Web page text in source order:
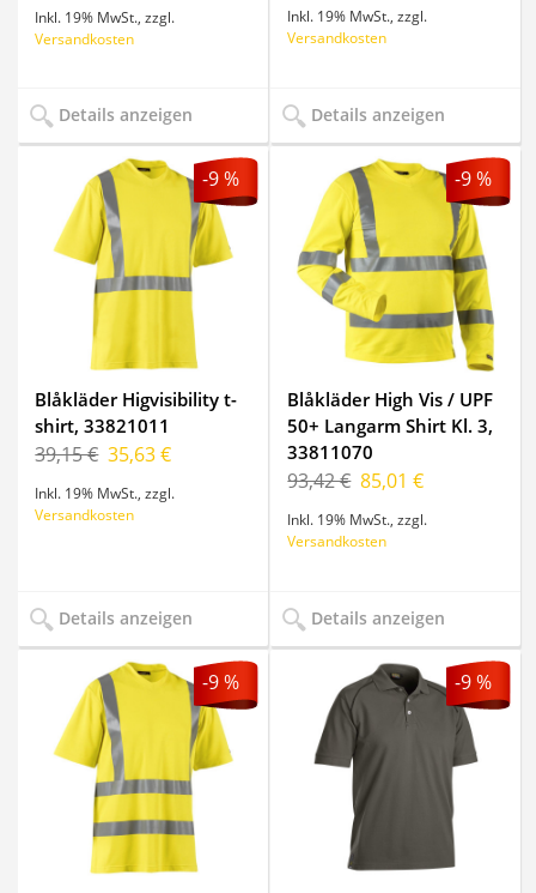
Inkl. 19% MwSt.,zzgl.
Versandkosten
Details anzeigen
Inkl. 19% MwSt. ,zzgl.
Versandkosten
Details anzeigen
-9 %
Blåkläder Higvisibility t-
shirt, 33821011
39,15 € 35,63 €
Inkl. 19% MwSt. ,zzgl.
Versandkosten
Details anzeigen
-9 %
Blåkläder High Vis / UPF
50+ Langarm Shirt Kl. 3,
33811070
93,42 € 85,01 €
Inkl. 19% MwSt. ,zzgl.
Versandkosten
Details anzeigen
-9 % -9 %